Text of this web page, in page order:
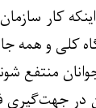
اینکه کار
کلی و همه
منتفع
در جهت‌گیری